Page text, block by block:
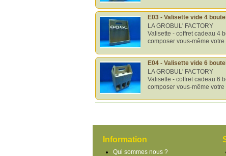
E03 - Valisette vide 4
LA GROBUL' FACTORY
Valisette - coffret cadeau 4
composer vous-même votre
E04 - Valisette vide 6
LA GROBUL' FACTORY
Valisette - coffret cadeau 6
composer vous-même votre
Information
Qui sommes nous ?